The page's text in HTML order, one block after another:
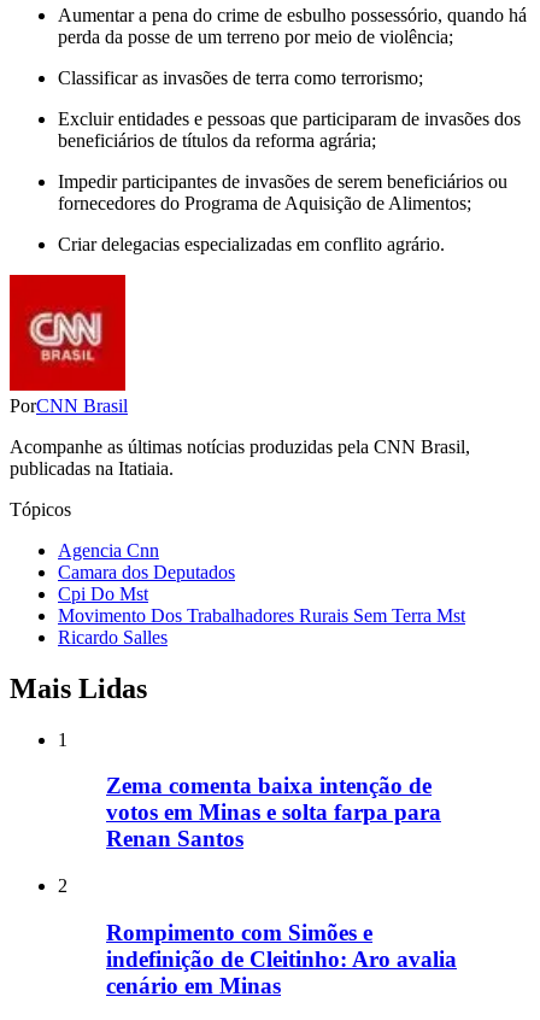
Aumentar a pena do crime de esbulho possessório, quando há
perda da posse de um terreno por meio de violência;
Classificar as invasões de terra como terrorismo;
Excluir entidades e pessoas que participaram de invasões dos
beneficiários de títulos da reforma agrária;
Impedir participantes de invasões de serem beneficiários ou
fornecedores do Programa de Aquisição de Alimentos;
Criar delegacias especializadas em conflito agrário.
PorCNN Brasil
Acompanhe as últimas notícias produzidas pela CNN Brasil,
publicadas na Itatiaia.
Tópicos
Agencia Cnn
Camara dos Deputados
Cpi Do Mst
Movimento Dos Trabalhadores Rurais Sem Terra Mst
Ricardo Salles
Mais Lidas
1
Zema comenta baixa intenção de
votos em Minas e solta farpa para
Renan Santos
2
Rompimento com Simões e
indefinição de Cleitinho: Aro avalia
cenário em Minas